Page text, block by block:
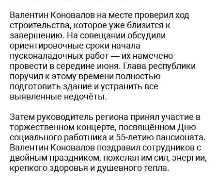
Валентин Коновалов на месте проверил ход
строительства, которое уже близится к
завершению. На совещании обсудили
ориентировочные сроки начала
пусконаладочных работ — их намечено
провести в середине июня. Глава республики
поручил к этому времени полностью
подготовить здание и устранить все
выявленные недочёты.
Затем руководитель региона принял участие в
торжественном концерте, посвящённом Дню
социального работника и 55-летию пансионата.
Валентин Коновалов поздравил сотрудников с
двойным праздником, пожелал им сил, энергии,
крепкого здоровья и душевного тепла.